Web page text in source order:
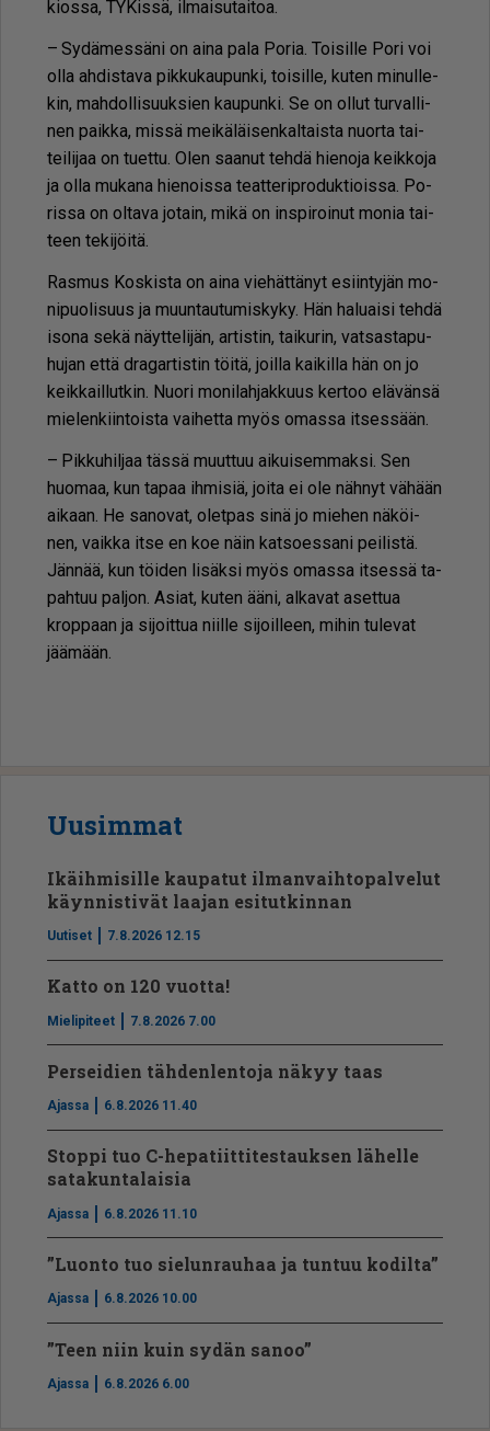
ki­os­sa, TY­Kis­sä, il­mai­su­tai­toa.
– Sy­dä­mes­sä­ni on ai­na pala Po­ria. Toi­sil­le Pori voi
ol­la ah­dis­ta­va pik­ku­kau­pun­ki, toi­sil­le, ku­ten mi­nul­le­
kin, mah­dol­li­suuk­sien kau­pun­ki. Se on ol­lut tur­val­li­
nen paik­ka, mis­sä mei­kä­läi­sen­kal­tais­ta nuor­ta tai­
tei­li­jaa on tu­et­tu. Olen saa­nut teh­dä hie­no­ja keik­ko­ja
ja ol­la mu­ka­na hie­nois­sa te­at­te­rip­ro­duk­ti­ois­sa. Po­
ris­sa on ol­ta­va jo­tain, mikä on ins­pi­roi­nut mo­nia tai­
teen te­ki­jöi­tä.
Ras­mus Kos­kis­ta on ai­na vie­hät­tä­nyt esiin­ty­jän mo­
ni­puo­li­suus ja muun­tau­tu­mis­ky­ky. Hän ha­lu­ai­si teh­dä
iso­na sekä näyt­te­li­jän, ar­tis­tin, tai­ku­rin, vat­sas­ta­pu­
hu­jan et­tä dra­gar­tis­tin töi­tä, joil­la kai­kil­la hän on jo
keik­kail­lut­kin. Nuo­ri mo­ni­lah­jak­kuus ker­too elä­vän­sä
mie­len­kiin­tois­ta vai­het­ta myös omas­sa it­ses­sään.
– Pik­ku­hil­jaa täs­sä muut­tuu ai­kui­sem­mak­si. Sen
huo­maa, kun ta­paa ih­mi­siä, joi­ta ei ole näh­nyt vä­hään
ai­kaan. He sa­no­vat, olet­pas sinä jo mie­hen nä­köi­
nen, vaik­ka it­se en koe näin kat­so­es­sa­ni pei­lis­tä.
Jän­nää, kun töi­den li­säk­si myös omas­sa it­ses­sä ta­
pah­tuu pal­jon. Asi­at, ku­ten ää­ni, al­ka­vat aset­tua
krop­paan ja si­joit­tua niil­le si­joil­leen, mi­hin tu­le­vat
jää­mään.
Uusimmat
Ikäihmisille kaupatut ilmanvaihtopalvelut
käynnistivät laajan esitutkinnan
Uutiset 7.8.2026 12.15
Katto on 120 vuotta!
Mielipiteet 7.8.2026 7.00
Perseidien tähdenlentoja näkyy taas
Ajassa 6.8.2026 11.40
Stoppi tuo C-hepatiit­ti­tes­tauksen lähelle
satakuntalaisia
Ajassa 6.8.2026 11.10
”Luonto tuo sielunrauhaa ja tuntuu kodilta”
Ajassa 6.8.2026 10.00
”Teen niin kuin sydän sanoo”
Ajassa 6.8.2026 6.00